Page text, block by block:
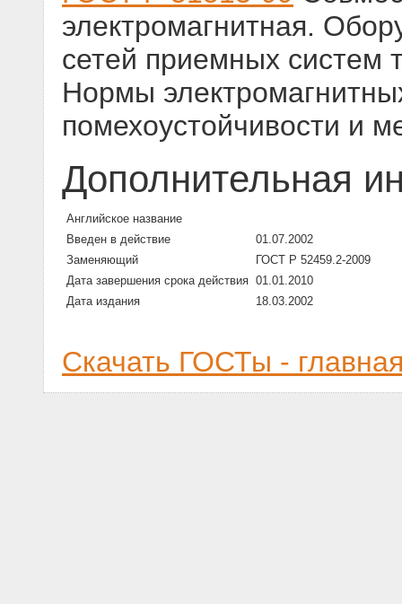
электромагнитная.
сетей приемных систем
Нормы
помехоустойчивости и
Дополнительная
Английское название
Введен в действие
01.07.2002
Заменяющий
ГОСТ Р 52459.2-2009
Дата завершения срока действия 01.01.2010
Дата издания
18.03.2002
Скачать ГОСТы -